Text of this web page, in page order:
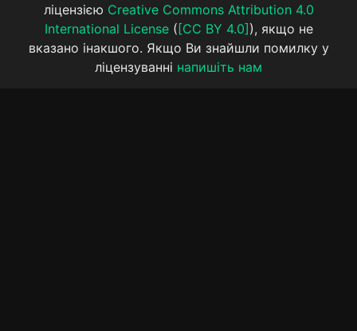
ліцензією Creative Commons Attribution 4.0
International License( [CC BY 4.0] ), якщо не
вказано інакшого. Якщо Ви знайшли помилку у
ліцензуванні напишіть нам